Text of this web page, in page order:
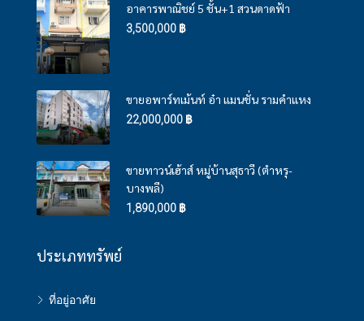
อาคารพาณิชย์ 5 ชั้น+1 สวนดาดฟ้า
3,500,000 ฿
ขายอพาร์ทเม้นท์ อ๋า แมนชั่น รามคำแหง
22,000,000 ฿
ขายทาวน์เฮ้าส์ หมู่บ้านสุธาวี (ตำหรุ-
บางพลี)
1,890,000 ฿
ประเภททรัพย์
ที่อยู่อาศัย